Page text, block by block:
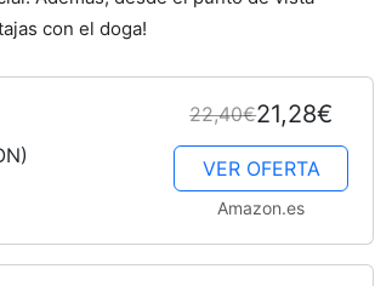
con el doga!
22,40€21,28€
VER OFERTA
Amazon.es